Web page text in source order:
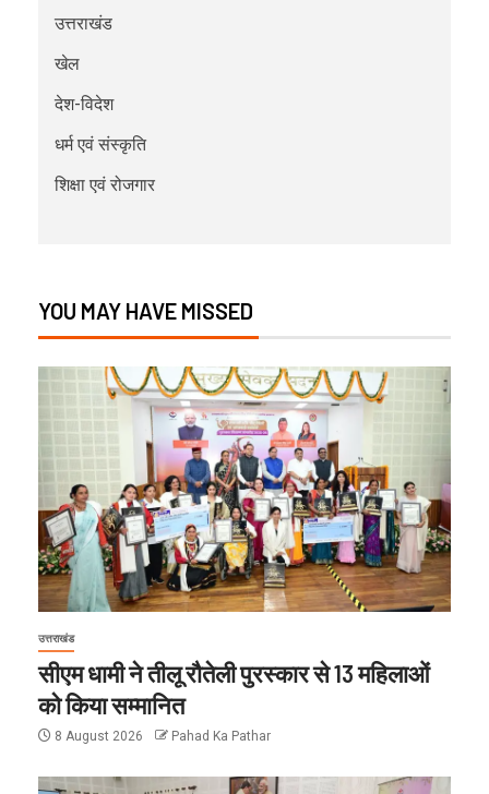
उत्तराखंड
खेल
देश-विदेश
धर्म एवं संस्कृति
शिक्षा एवं रोजगार
YOU MAY HAVE MISSED
उत्तराखंड
सीएम धामी ने तीलू रौतेली पुरस्कार से 13 महिलाओं
को किया सम्मानित
8 August 2026 Pahad Ka Pathar